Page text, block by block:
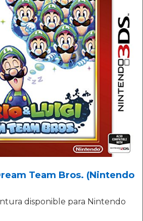
Team Bros. (Nintendo
disponible para Nintendo